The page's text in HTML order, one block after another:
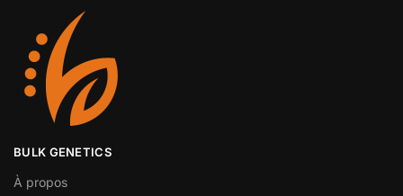
BULK GENETICS
À propos